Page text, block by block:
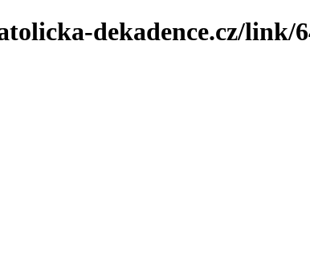
dekadence.cz/link/